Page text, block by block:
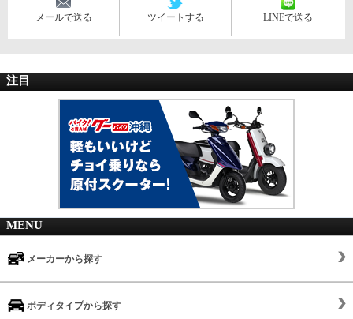
メールで送る ツイートする LINEで送る
注目
MENU
メーカーから探す
ボディタイプから探す